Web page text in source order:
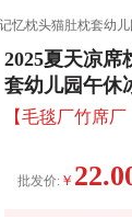
忆枕头猫肚枕套幼
2025夏天凉席
套幼儿园午休
【毛毯厂竹席
批发价: ￥